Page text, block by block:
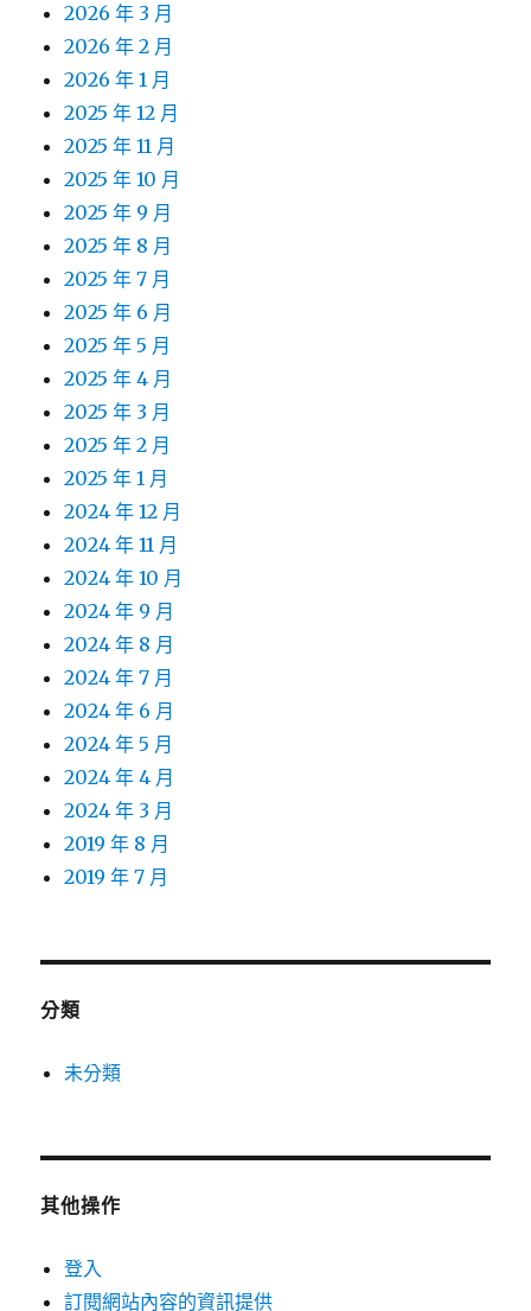
2026 年 3 月
2026 年 2 月
2026 年 1 月
2025 年 12 月
2025 年 11 月
2025 年 10 月
2025 年 9 月
2025 年 8 月
2025 年 7 月
2025 年 6 月
2025 年 5 月
2025 年 4 月
2025 年 3 月
2025 年 2 月
2025 年 1 月
2024 年 12 月
2024 年 11 月
2024 年 10 月
2024 年 9 月
2024 年 8 月
2024 年 7 月
2024 年 6 月
2024 年 5 月
2024 年 4 月
2024 年 3 月
2019 年 8 月
2019 年 7 月
分類
未分類
其他操作
登入
訂閱網站內容的資訊提供